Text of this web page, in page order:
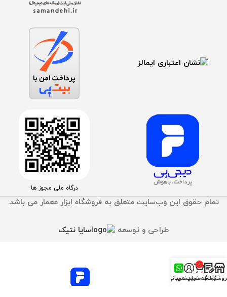
درگاه ملی مجوز ها
تمام حقوق اين وب‌سايت متعلق به فروشگاه ابزار معمار می باشد.
طراحی و توسعه سایا نتیک
خبر مهم ! پرداخت قسطی با دیجی پی
وبلاگ
0
محصول
سبد خرید
حساب من
پشتیبانی